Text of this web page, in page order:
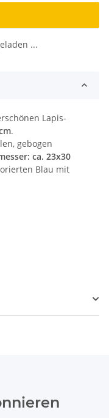
...
Lapis-
.
gebogen
ca. 23x30
Blau mit